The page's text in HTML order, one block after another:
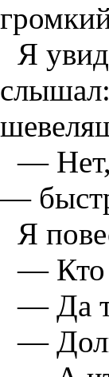
Я
— Нет,
—
Я
— Кто
— Да
—